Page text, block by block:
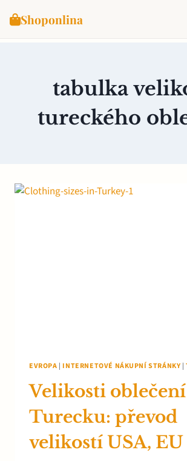
Shoponlina
tabulka
tureckého
EVROPA | INTERNETOVÉ NÁKUPNÍ STRÁNKY|
Velikosti
Turecku: převod
velikostí USA, EU